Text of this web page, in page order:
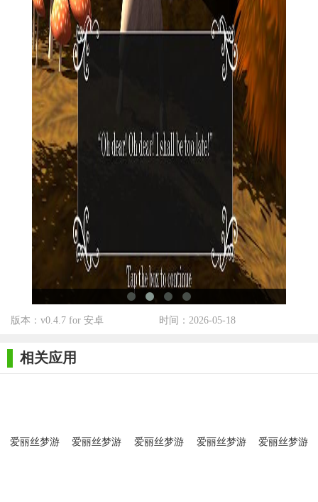
2. 利用提示：在遇到难以解决的谜题时，合理使用游戏提供
的提示功能。
3. 角色升级：优先升级对游戏进程有帮助的技能，提高游戏
效率。
4. 参与活动：积极参与游戏内的活动和挑战，获取稀有奖励
和资源。
【爱丽丝梦游仙境合并岛国际服测评】
《爱丽丝梦游仙境合并岛国际服》以其独特的童话风格、深
度的策略玩法和丰富的社交功能，为玩家提供了一个既具挑战性
又充满乐趣的游戏体验。它不仅能让玩家重温《爱丽丝梦游仙
境》的经典故事，还能在游戏中锻炼逻辑思维和策略规划能力。
对于喜欢益智合并和童话题材的玩家来说，这是一款不容错过的
佳作。
版本：v0.4.7 for 安卓 时间：2026-05-18
相关应用
爱丽丝梦游
爱丽丝梦游
爱丽丝梦游
爱丽丝梦游
爱丽丝梦游